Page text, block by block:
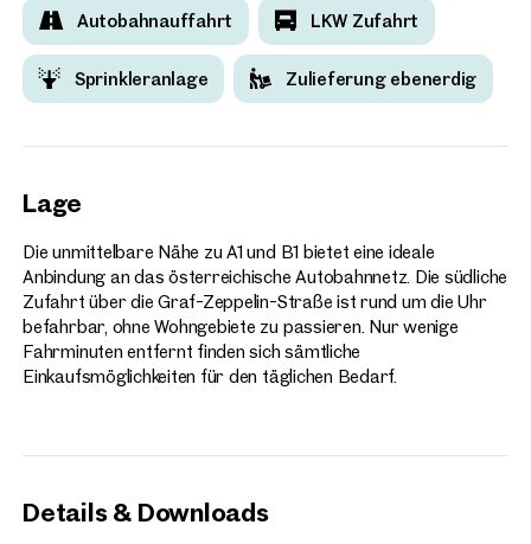
Autobahnauffahrt LKW Zufahrt
Sprinkleranlage Zulieferung ebenerdig
Lage
Die unmittelbare Nähe zu A1 und B1 bietet eine ideale
Anbindung an das österreichische Autobahnnetz. Die südliche
Zufahrt über die Graf-Zeppelin-Straße ist rund um die Uhr
befahrbar, ohne Wohngebiete zu passieren. Nur wenige
Fahrminuten entfernt finden sich sämtliche
Einkaufsmöglichkeiten für den täglichen Bedarf.
Details & Downloads